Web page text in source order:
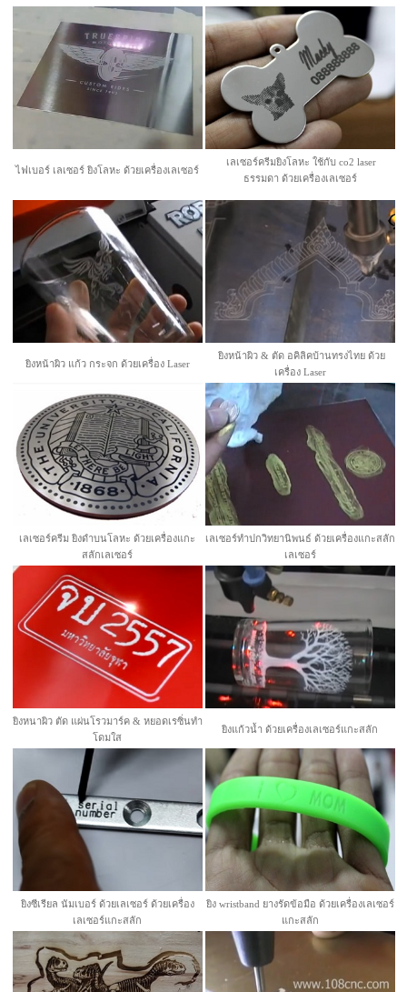
ไฟเบอร์ เลเซอร์ ยิงโลหะ ด้วยเครื่องเลเซอร์
เลเซอร์ครีมยิงโลหะ ใช้กับ co2 laser
ธรรมดา ด้วยเครื่องเลเซอร์
ยิงหน้าผิว แก้ว กระจก ด้วยเครื่อง Laser
ยิงหน้าผิว & ตัด อคิลิคบ้านทรงไทย ด้วย
เครื่อง Laser
เลเซอร์ครีม ยิงดำบนโลหะ ด้วยเครื่องแกะ
สลักเลเซอร์
เลเซอร์ทำปกวิทยานิพนธ์ ด้วยเครื่องแกะสลัก
เลเซอร์
ยิงหนาผิว ตัด แผ่นโรวมาร์ค & หยอดเรซิ่นทำ
โดมใส
ยิงแก้วน้ำ ด้วยเครื่องเลเซอร์แกะสลัก
ยิงซีเรียล นัมเบอร์ ด้วยเลเซอร์ ด้วยเครื่อง
เลเซอร์แกะสลัก
ยิง wristband ยางรัดข้อมือ ด้วยเครื่องเลเซอร์
แกะสลัก